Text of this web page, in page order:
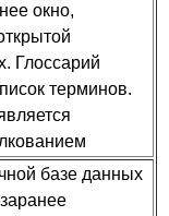
окно,
Глоссарий
терминов.
базе данных